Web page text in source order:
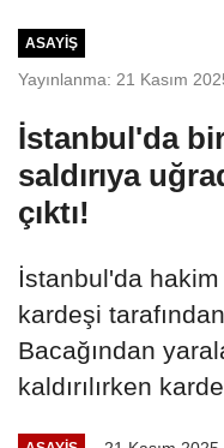
ASAYIŞ
Yayınlanma: 21 Kasım
İstanbul'da
saldırıya
çıktı!
İstanbul'da hakim
kardeşi
Bacağından
kaldırılırken